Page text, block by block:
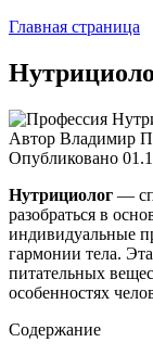
Главная страница
Автор Владимир
Опубликовано
Нутрициолог —
разобраться в
индивидуальные
гармонии тела.
питательных
особенностях
Содержание